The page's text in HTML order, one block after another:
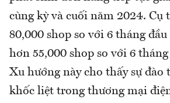
cùng kỳ và cuối năm 2024. Cụ
80,000 shop so với 6 tháng
hơn 55,000 shop so với 6
Xu hướng này cho thấy sự đào
khốc liệt trong thương mại